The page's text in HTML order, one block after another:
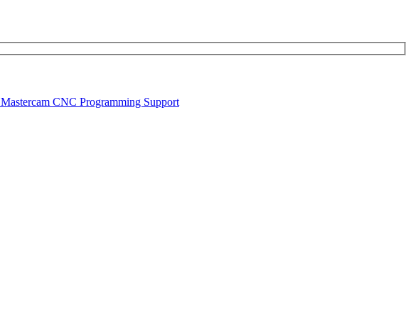
Mastercam CNC Programming Support